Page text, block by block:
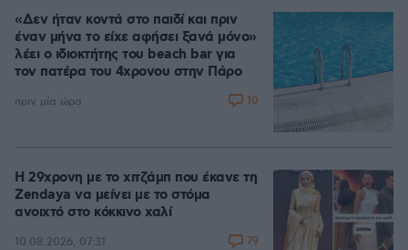
«Δεν ήταν κοντά στο παιδί και πριν
έναν μήνα το είχε αφήσει ξανά μόνο»
λέει ο ιδιοκτήτης του beach bar για
τον πατέρα του 4χρονου στην Πάρο
πριν μία ώρα 10
Η 29χρονη με το χιτζάμπ που έκανε τη
Zendaya να μείνει με το στόμα
ανοιχτό στο κόκκινο χαλί
10.08.2026, 07:31 79